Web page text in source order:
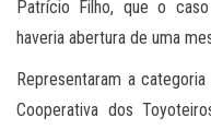
Patrício Filho, que o
haveria abertura de uma
Representaram a
Cooperativa dos